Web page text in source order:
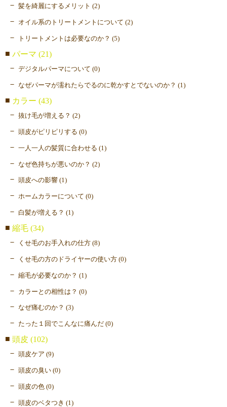
髪を綺麗にするメリット (2)
オイル系のトリートメントについて (2)
トリートメントは必要なのか？ (5)
パーマ (21)
デジタルパーマについて (0)
なぜパーマが濡れたらでるのに乾かすとでないのか？ (1)
カラー (43)
抜け毛が増える？ (2)
頭皮がピリピリする (0)
一人一人の髪質に合わせる (1)
なぜ色持ちが悪いのか？ (2)
頭皮への影響 (1)
ホームカラーについて (0)
白髪が増える？ (1)
縮毛 (34)
くせ毛のお手入れの仕方 (8)
くせ毛の方のドライヤーの使い方 (0)
縮毛が必要なのか？ (1)
カラーとの相性は？ (0)
なぜ痛むのか？ (3)
たった１回でこんなに痛んだ (0)
頭皮 (102)
頭皮ケア (9)
頭皮の臭い (0)
頭皮の色 (0)
頭皮のベタつき (1)